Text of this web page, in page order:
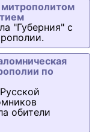
митрополитом
"Губерния" с
по
обители